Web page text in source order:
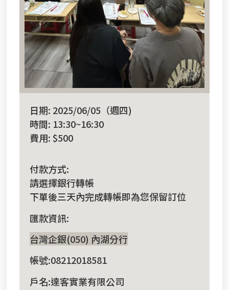
日期: 2025/06/05（週四)
時間: 13:30~16:30
費用: $500
付款方式:
請選擇銀行轉帳
下單後三天內完成轉帳即為您保留訂位
匯款資訊:
台灣企銀(050) 內湖分行
帳號:08212018581
戶名:達客實業有限公司